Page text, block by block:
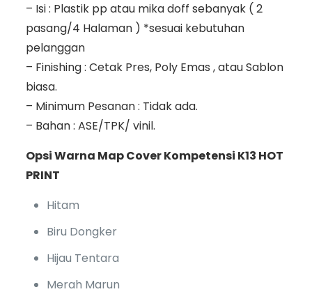
– Isi : Plastik pp atau mika doff sebanyak ( 2
pasang/4 Halaman ) *sesuai kebutuhan
pelanggan
– Finishing : Cetak Pres, Poly Emas , atau Sablon
biasa.
– Minimum Pesanan : Tidak ada.
– Bahan : ASE/TPK/ vinil.
Opsi Warna Map Cover Kompetensi K13 HOT
PRINT
Hitam
Biru Dongker
Hijau Tentara
Merah Marun